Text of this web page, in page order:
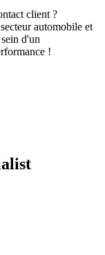
client ?
automobile et
d'un
!